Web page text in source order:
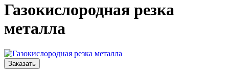
Газокислородная резка
металла
Заказать